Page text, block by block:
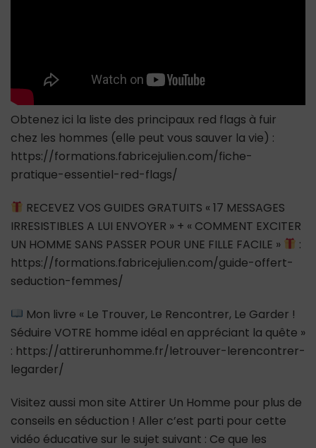
Obtenez ici la liste des principaux red flags à fuir
chez les hommes (elle peut vous sauver la vie) :
https://formations.fabricejulien.com/fiche-
pratique-essentiel-red-flags/
RECEVEZ VOS GUIDES GRATUITS « 17 MESSAGES
IRRESISTIBLES A LUI ENVOYER » + « COMMENT EXCITER
UN HOMME SANS PASSER POUR UNE FILLE FACILE »
:
https://formations.fabricejulien.com/guide-offert-
seduction-femmes/
Mon livre « Le Trouver, Le Rencontrer, Le Garder !
Séduire VOTRE homme idéal en appréciant la quête »
: https://attirerunhomme.fr/letrouver-lerencontrer-
legarder/
Visitez aussi mon site Attirer Un Homme pour plus de
conseils en séduction ! Aller c’est parti pour cette
vidéo éducative sur le sujet suivant : Ce que les